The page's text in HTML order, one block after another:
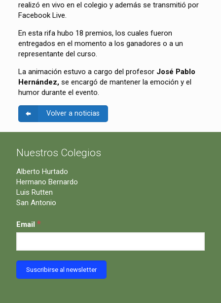
realizó en vivo en el colegio y además se transmitió por
Facebook Live.
En esta rifa hubo 18 premios, los cuales fueron
entregados en el momento a los ganadores o a un
representante del curso.
La animación estuvo a cargo del profesorJosé Pablo
Hernández,se encargó de mantener la emoción y el
humor durante el evento.
Volver a noticias
Nuestros Colegios
Alberto Hurtado
Hermano Bernardo
Luis Rutten
San Antonio
Email *